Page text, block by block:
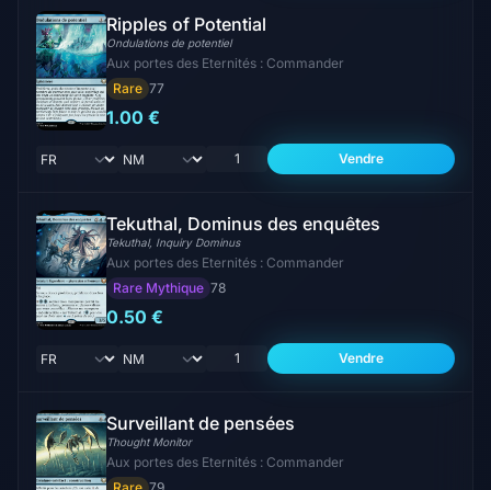
Ripples of Potential
Ondulations de potentiel
Aux portes des Eternités : Commander
Rare 77
1.00 €
Vendre
Tekuthal, Dominus des enquêtes
Tekuthal, Inquiry Dominus
Aux portes des Eternités : Commander
Rare Mythique 78
0.50 €
Vendre
Surveillant de pensées
Thought Monitor
Aux portes des Eternités : Commander